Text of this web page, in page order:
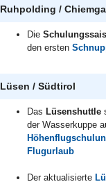
Ruhpolding /
Die
den ersten
Lüsen / Südtirol
Das Lüsenshuttle
der Wasserkuppe
Flugurlaub
Der aktualisierte